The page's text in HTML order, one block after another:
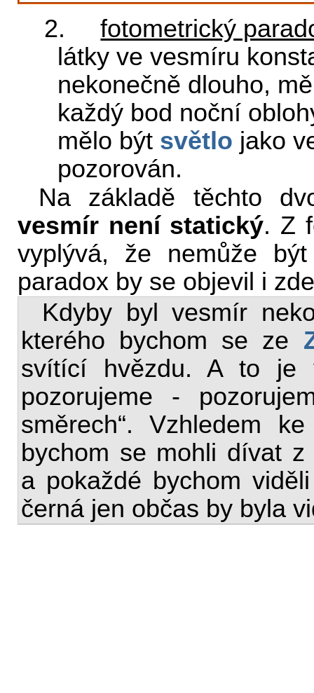
2.fotometrický
látky ve vesmíru
nekonečně dlouho,
každý bod noční
mělo být světlo jako
pozorován.
Na základě těchto
vesmír není statický. Z
vyplývá, že nemůže
paradox by se objevil i
Kdyby byl vesmír
kterého bychom se ze
svítící hvězdu. A to
pozorujeme -
směrech“. Vzhledem
bychom se mohli dívat
a pokaždé bychom
černá jen občas by byla